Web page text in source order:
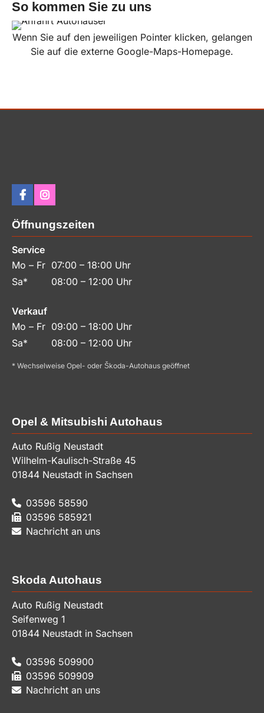
So kommen Sie zu uns
Wenn Sie auf den jeweiligen Pointer klicken, gelangen
Sie auf die externe Google-Maps-Homepage.
Öffnungszeiten
Service
Mo – Fr 07:00 – 18:00 Uhr
Sa*
08:00 – 12:00 Uhr
Verkauf
Mo – Fr 09:00 – 18:00 Uhr
Sa*
08:00 – 12:00 Uhr
* Wechselweise Opel- oder Škoda-Autohaus geöffnet
Opel & Mitsubishi Autohaus
Auto Rußig Neustadt
Wilhelm-Kaulisch-Straße 45
01844 Neustadt in Sachsen
03596 58590
03596 585921
Nachricht an uns
Skoda Autohaus
Auto Rußig Neustadt
Seifenweg 1
01844 Neustadt in Sachsen
03596 509900
03596 509909
Nachricht an uns